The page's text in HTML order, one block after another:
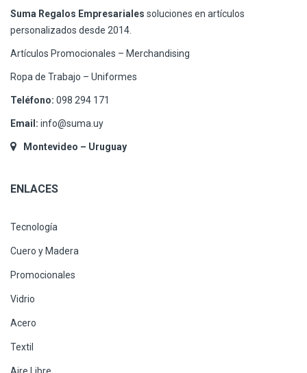
Suma Regalos Empresariales soluciones en artículos
personalizados desde 2014.
Artículos Promocionales – Merchandising
Ropa de Trabajo – Uniformes
Teléfono: 098 294 171
Email: info@suma.uy
Montevideo – Uruguay
ENLACES
Tecnología
Cuero y Madera
Promocionales
Vidrio
Acero
Textil